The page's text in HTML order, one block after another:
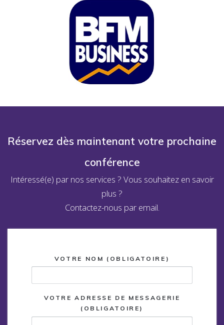
Réservez dès maintenant votre prochaine
conférence
Intéressé(e) par nos services ? Vous souhaitez en savoir
plus ?
Contactez-nous par email.
VOTRE NOM (OBLIGATOIRE)
VOTRE ADRESSE DE MESSAGERIE
(OBLIGATOIRE)